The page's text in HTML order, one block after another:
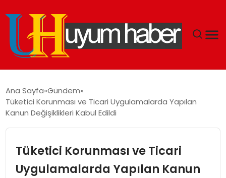
EKONOMI
Ana Sayfa Gündem
Tüketici Korunması ve Ticari Uygulamalarda Yapılan
Kanun Değişiklikleri Kabul Edildi
Tüketici Korunması ve Ticari
Uygulamalarda Yapılan Kanun